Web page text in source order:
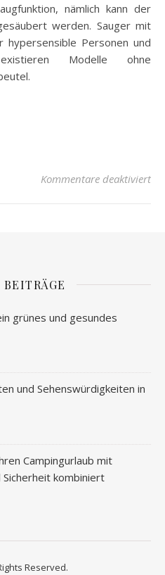
nämlich kann der
werden. Sauger mit
hypersensible Personen und
Modelle ohne
Kommentare deaktiviertfür
grünes und gesundes
und Sehenswürdigkeiten in
Campingurlaub mit
Sicherheit kombiniert
Reserved.